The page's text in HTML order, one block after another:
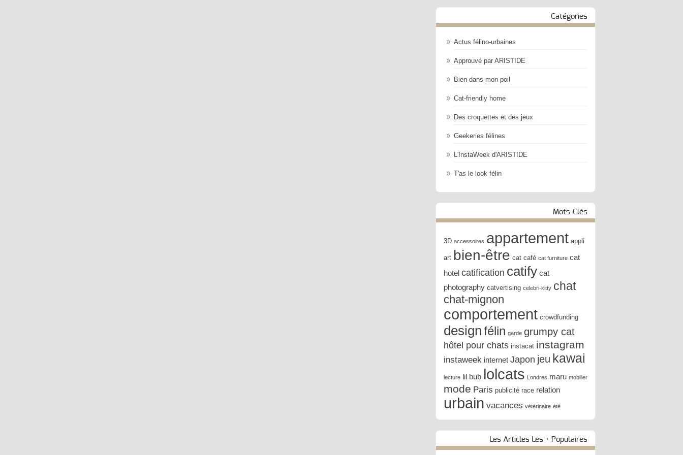
Catégories
Actus félino-urbaines
Approuvé par ARISTIDE
Bien dans mon poil
Cat-friendly home
Des croquettes et des jeux
Geekeries félines
L'InstaWeek d'ARISTIDE
T'as le look félin
Mots-Clés
3D accessoires appartement appli
art bien-être cat café cat furniture cat
hotel catification catify cat
photography catvertising celebri-kitty chat
chat-mignon
comportement crowdfunding
designfélin garde grumpy cat
hôtel pour chats instacat instagram
instaweek internet Japon jeu kawai
lecture lil bub lolcats Londres maru mobilier
mode Paris publicité race relation
urbain vacances vétérinaire été
Les Articles Les + Populaires